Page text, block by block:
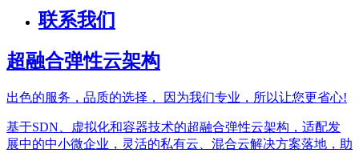
联系我们
超融合弹性云架构
出色的服务，品质的选择， 因为我们专业，所以让您更省心!
基于SDN、虚拟化和容器技术的超融合弹性云架构，适配发
展中的中小微企业，灵活的私有云、混合云解决方案落地，助